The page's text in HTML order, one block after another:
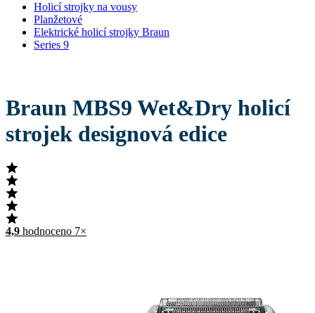
Holicí strojky na vousy
Planžetové
Elektrické holicí strojky Braun
Series 9
Braun MBS9 Wet&Dry holicí
strojek designová edice
4,9 hodnoceno 7×